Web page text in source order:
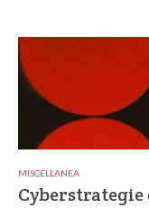
MISCELLANEA
Cyberstrategie